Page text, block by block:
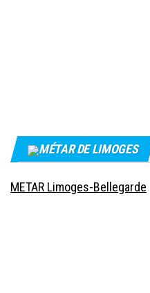
MÉTAR DE LIMOGES
METAR Limoges-Bellegarde